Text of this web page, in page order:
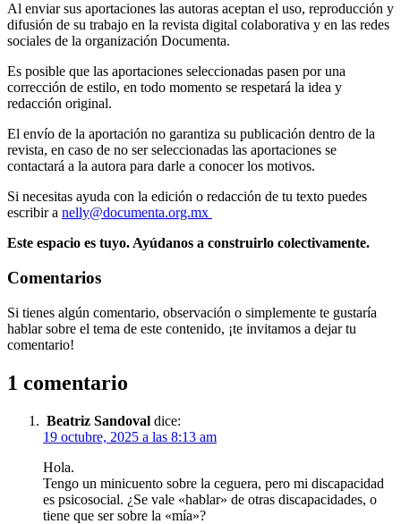
Al enviar sus aportaciones las autoras aceptan el uso, reproducción y
difusión de su trabajo en la revista digital colaborativa y en las redes
sociales de la organización Documenta.
Es posible que las aportaciones seleccionadas pasen por una
corrección de estilo, en todo momento se respetará la idea y
redacción original.
El envío de la aportación no garantiza su publicación dentro de la
revista, en caso de no ser seleccionadas las aportaciones se
contactará a la autora para darle a conocer los motivos.
Si necesitas ayuda con la edición o redacción de tu texto puedes
escribir a nelly@documenta.org.mx
Este espacio es tuyo. Ayúdanos a construirlo colectivamente.
Comentarios
Si tienes algún comentario, observación o simplemente te gustaría
hablar sobre el tema de este contenido, ¡te invitamos a dejar tu
comentario!
1 comentario
Beatriz Sandoval dice:
19 octubre, 2025 a las 8:13 am
Hola.
Tengo un minicuento sobre la ceguera, pero mi discapacidad
es psicosocial. ¿Se vale «hablar» de otras discapacidades, o
tiene que ser sobre la «mía»?